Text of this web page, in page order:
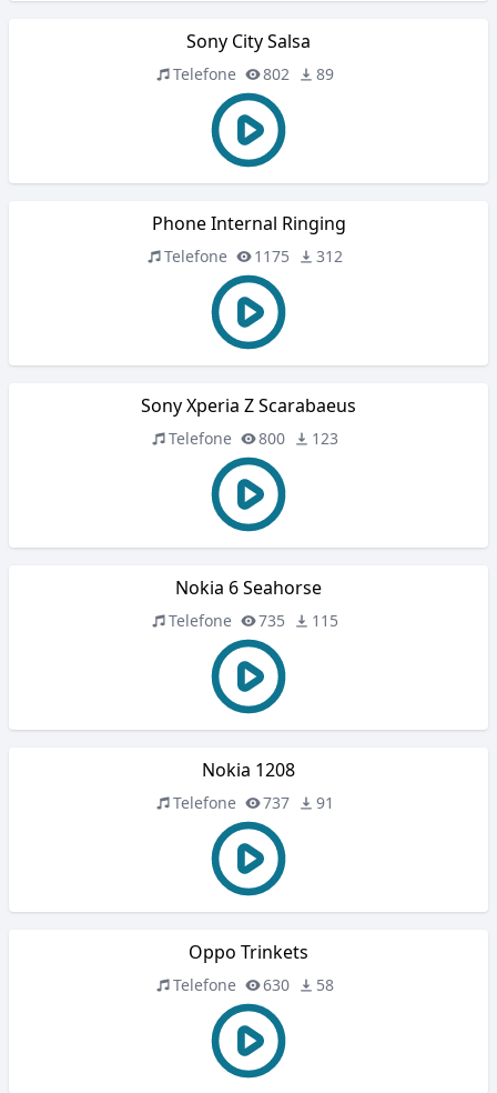
Sony City Salsa
Telefone 802 89
Phone Internal Ringing
Telefone 1175 312
Sony Xperia Z Scarabaeus
Telefone 800 123
Nokia 6 Seahorse
Telefone 735 115
Nokia 1208
Telefone 737 91
Oppo Trinkets
Telefone 630 58